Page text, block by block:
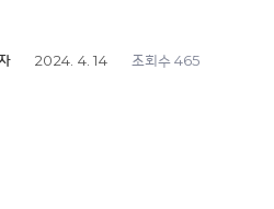
2024. 4. 14 조회수 465